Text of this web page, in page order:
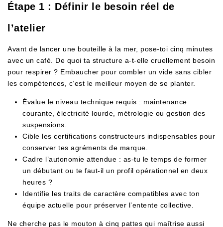
Étape 1 : Définir le besoin réel de
l’atelier
Avant de lancer une bouteille à la mer, pose-toi cinq minutes
avec un café. De quoi ta structure a-t-elle cruellement besoin
pour respirer ? Embaucher pour combler un vide sans cibler
les compétences, c’est le meilleur moyen de se planter.
Évalue le niveau technique requis : maintenance
courante, électricité lourde, métrologie ou gestion des
suspensions.
Cible les certifications constructeurs indispensables pour
conserver tes agréments de marque.
Cadre l’autonomie attendue : as-tu le temps de former
un débutant ou te faut-il un profil opérationnel en deux
heures ?
Identifie les traits de caractère compatibles avec ton
équipe actuelle pour préserver l’entente collective.
Ne cherche pas le mouton à cinq pattes qui maîtrise aussi